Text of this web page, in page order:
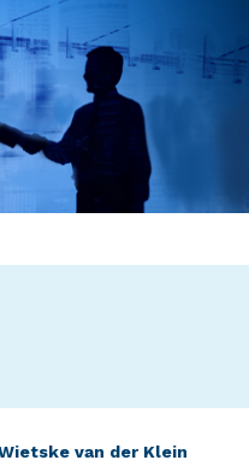
van der Klein